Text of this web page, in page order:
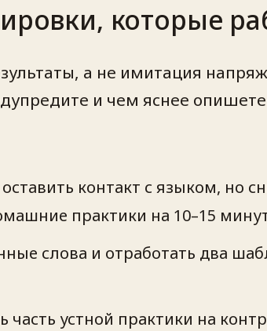
которые
а не имитация
и чем яснее
контакт с языком, но
практики на 10–15
слова и отработать два
устной практики на